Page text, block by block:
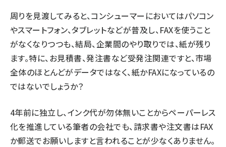
周りを見渡してみると、コンシューマーにおいてはパソコン
やスマートフォン、タブレットなどが普及し、FAXを使うこと
がなくなりつつも、結局、企業間のやり取りでは、紙が残り
ます。特に、お見積書、発注書など受発注関連ですと、市場
全体のほとんどがデータではなく、紙かFAXになっているの
ではないでしょうか？
4年前に独立し、インク代が勿体無いことからペーパーレス
化を推進している筆者の会社でも、請求書や注文書はFAX
か郵送でお願いしますと言われることが少なくありません。